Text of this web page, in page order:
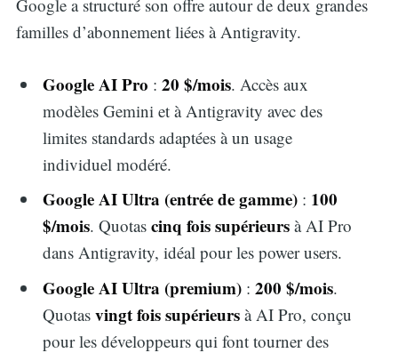
Google a structuré son offre autour de deux grandes
familles d’abonnement liées à Antigravity.
Google AI Pro :20 $/mois. Accès aux
modèles Gemini et à Antigravity avec des
limites standards adaptées à un usage
individuel modéré.
Google AI Ultra (entrée de gamme) : 100
$/mois. Quotascinq fois supérieurs à AI Pro
dans Antigravity, idéal pour les power users.
Google AI Ultra (premium) :200 $/mois.
Quotasvingt fois supérieurs à AI Pro, conçu
pour les développeurs qui font tourner des